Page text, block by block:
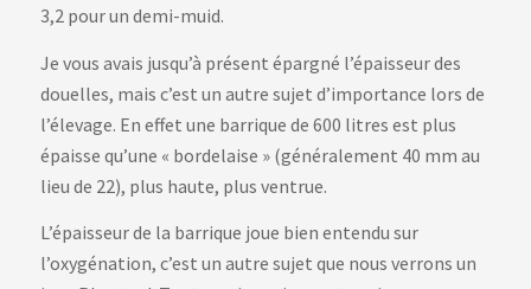
3,2 pour un demi-muid.
Je vous avais jusqu’à présent épargné l’épaisseur des
douelles, mais c’est un autre sujet d’importance lors de
l’élevage. En effet une barrique de 600 litres est plus
épaisse qu’une « bordelaise » (généralement 40 mm au
lieu de 22), plus haute, plus ventrue.
L’épaisseur de la barrique joue bien entendu sur
l’oxygénation, c’est un autre sujet que nous verrons un